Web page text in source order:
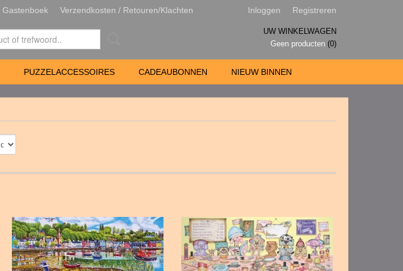
Gastenboek Verzendkosten / Retouren/Klachten Inloggen Registreren
UW WINKELWAGEN
Geen producten (0)
PUZZELACCESSOIRES CADEAUBONNEN NIEUW BINNEN